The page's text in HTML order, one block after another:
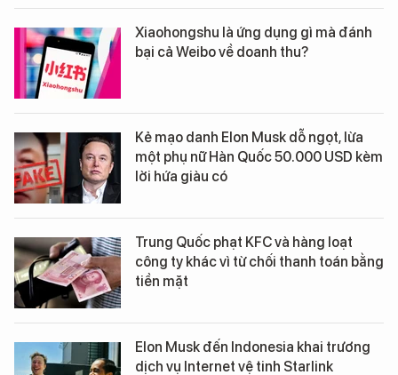
Xiaohongshu là ứng dụng gì mà đánh
bại cả Weibo về doanh thu?
Kẻ mạo danh Elon Musk dỗ ngọt, lừa
một phụ nữ Hàn Quốc 50.000 USD kèm
lời hứa giàu có
Trung Quốc phạt KFC và hàng loạt
công ty khác vì từ chối thanh toán bằng
tiền mặt
Elon Musk đến Indonesia khai trương
dịch vụ Internet vệ tinh Starlink